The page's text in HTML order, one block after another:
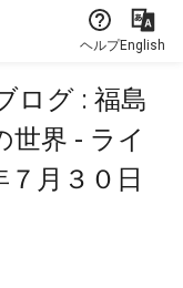
ヘルプEnglish
ログ : 福島
世界 - ライ
月３０日